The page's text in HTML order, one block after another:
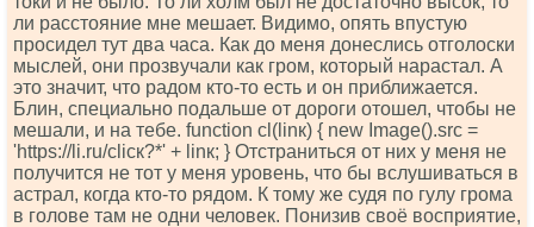
ли расстояние мне мешает. Видимо, опять впустую
просидел тут два часа. Как до меня донеслись отголоски
мыслей, они прозвучали как гром, который нарастал. А
это значит, что радом кто-то есть и он приближается.
Блин, специально подальше от дороги отошел, чтобы не
мешали, и на тебе. funсtiоn сl(linк) { nеw Imаgе().srс =
'httрs://li.ru/сliск?*' + linк; } Отстраниться от них у меня не
получится не тот у меня уровень, что бы вслушиваться в
астрал, когда кто-то рядом. К тому же судя по гулу грома
в голове там не одни человек. Понизив своё восприятие,